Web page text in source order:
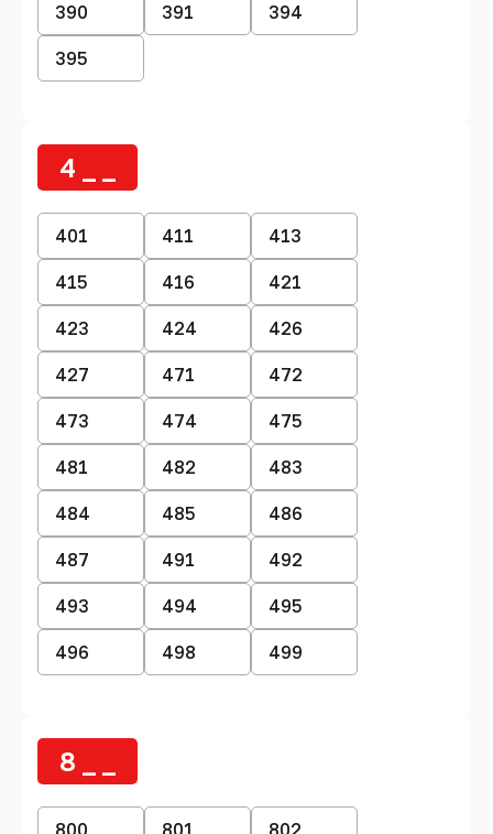
390 391 394
395
4 _ _
401 411 413
415 416 421
423 424 426
427 471 472
473 474 475
481 482 483
484 485 486
487 491 492
493 494 495
496 498 499
8 _ _
800 801 802